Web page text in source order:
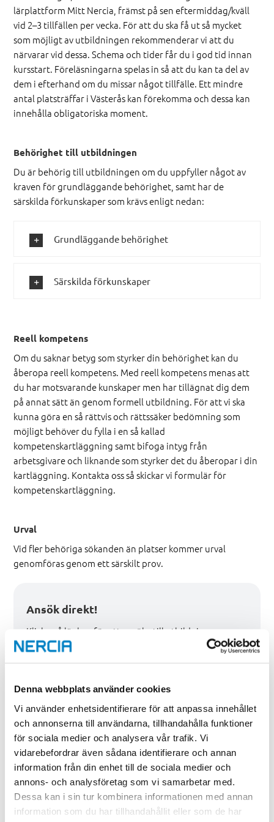
Denna webbplats använder cookies
Vi använder enhetsidentifierare för att anpassa innehållet
och annonserna till användarna, tillhandahålla funktioner
för sociala medier och analysera vår trafik. Vi
vidarebefordrar även sådana identifierare och annan
information från din enhet till de sociala medier och
annons- och analysföretag som vi samarbetar med.
Dessa kan i sin tur kombinera informationen med annan
information som du har tillhandahållit eller som de har
lärplattform Mitt Nercia, främst på sen eftermiddag/kväll
vid 2–3 tillfällen per vecka. För att du ska få ut så mycket
som möjligt av utbildningen rekommenderar vi att du
närvarar vid dessa. Schema och tider får du i god tid innan
kursstart. Föreläsningarna spelas in så att du kan ta del av
dem i efterhand om du missar något tillfälle. Ett mindre
antal platsträffar i Västerås kan förekomma och dessa kan
innehålla obligatoriska moment.
Behörighet till utbildningen
Du är behörig till utbildningen om du uppfyller något av
kraven för grundläggande behörighet, samt har de
särskilda förkunskaper som krävs enligt nedan:
Grundläggande behörighet
Särskilda förkunskaper
Reell kompetens
Om du saknar betyg som styrker din behörighet kan du
åberopa reell kompetens. Med reell kompetens menas att
du har motsvarande kunskaper men har tillägnat dig dem
på annat sätt än genom formell utbildning. För att vi ska
kunna göra en så rättvis och rättssäker bedömning som
möjligt behöver du fylla i en så kallad
kompetenskartläggning samt bifoga intyg från
arbetsgivare och liknande som styrker det du åberopar i din
kartläggning. Kontakta oss så skickar vi formulär för
kompetenskartläggning.
Urval
Vid fler behöriga sökanden än platser kommer urval
genomföras genom ett särskilt prov.
Ansök direkt!
Klicka på länken för att ansöka till utbildningen:
Informations- och datasäkerhet i skolmiljö
Utbildningsinformation
Utbildningstid
20 veckor (50 YH-poäng, 50% studietakt)
Utbildningsform